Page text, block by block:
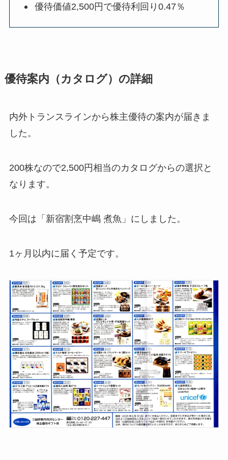
優待価値2,500円で優待利回り0.47％
優待案内（カタログ）の詳細
内外トランスラインから株主優待の案内が届きま
した。
200株なので2,500円相当のカタログからの選択と
なります。
今回は「新宿割烹中嶋 煮魚」にしました。
1ヶ月以内に届く予定です。